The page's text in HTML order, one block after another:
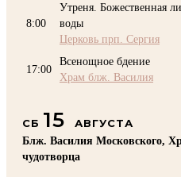
8:00
Утреня. Божественная
воды
Церковь прп. Сергия
17:00
Всенощное бдение
Храм блж. Василия
СБ 15
АВГУСТА
Блж. Василия Московского,
чудотворца